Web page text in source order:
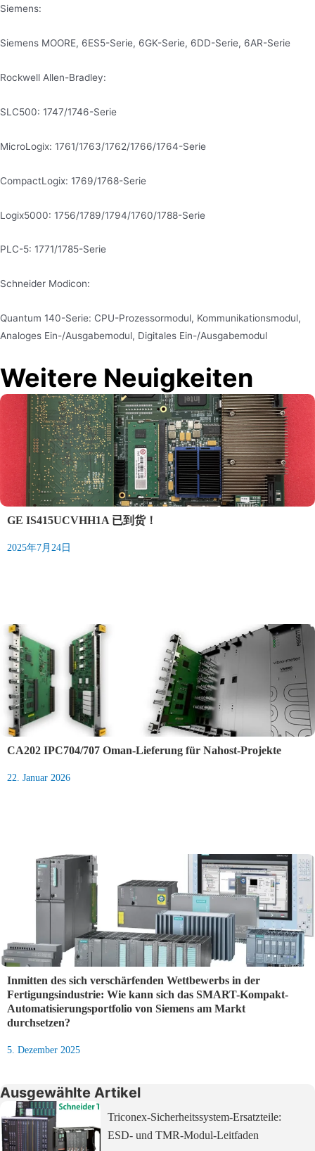
Siemens:
Siemens MOORE, 6ES5-Serie, 6GK-Serie, 6DD-Serie, 6AR-Serie
Rockwell Allen-Bradley:
SLC500: 1747/1746-Serie
MicroLogix: 1761/1763/1762/1766/1764-Serie
CompactLogix: 1769/1768-Serie
Logix5000: 1756/1789/1794/1760/1788-Serie
PLC-5: 1771/1785-Serie
Schneider Modicon:
Quantum 140-Serie: CPU-Prozessormodul, Kommunikationsmodul,
Analoges Ein-/Ausgabemodul, Digitales Ein-/Ausgabemodul
Weitere Neuigkeiten
GE IS415UCVHH1A 已到货！
2025年7月24日
CA202 IPC704/707 Oman-Lieferung für Nahost-Projekte
22. Januar 2026
Inmitten des sich verschärfenden Wettbewerbs in der
Fertigungsindustrie: Wie kann sich das SMART-Kompakt-
Automatisierungsportfolio von Siemens am Markt
durchsetzen?
5. Dezember 2025
Ausgewählte Artikel
Triconex-Sicherheitssystem-Ersatzteile:
ESD- und TMR-Modul-Leitfaden